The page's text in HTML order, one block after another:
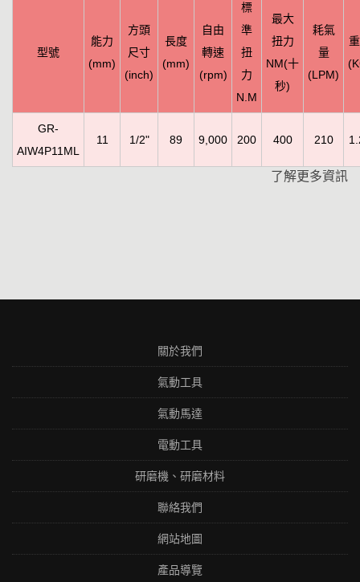
型號
能力
(mm)
方頭
尺寸
(inch)
長度
(mm)
自由
轉速
(rpm)
標
準
扭
力
N.M
最大
扭力
NM(十
秒)
耗氣
量
(LPM)
GR-
AIW4P11ML
11 1/2" 89 9,000 200 400 210
了解更多資訊
關於我們
氣動工具
氣動馬達
電動工具
研磨機、研磨材料
聯絡我們
網站地圖
產品導覽